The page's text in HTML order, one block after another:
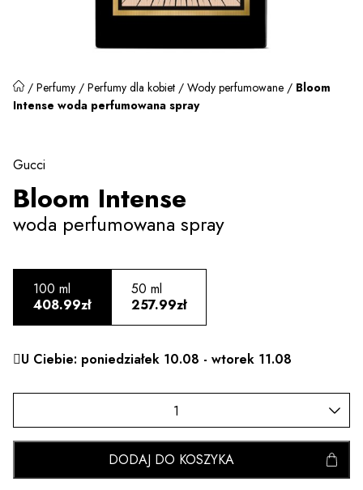
/ Perfumy / Perfumy dla kobiet / Wody perfumowane / Bloom
Intense woda perfumowana spray
Gucci
Bloom Intense
woda perfumowana spray
100 ml
408.99zł
50 ml
257.99zł
U Ciebie: poniedziałek 10.08 - wtorek 11.08
DODAJ DO KOSZYKA